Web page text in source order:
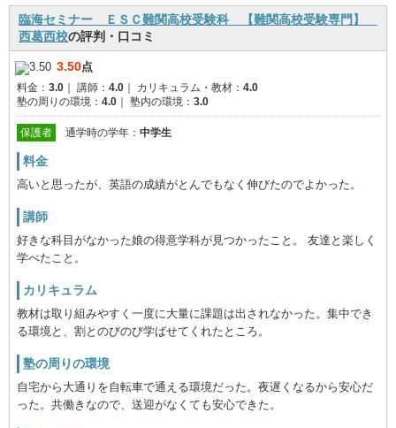
臨海セミナー ＥＳＣ難関高校受験科 【難関高校受験専門】
西葛西校の評判・口コミ
3.50点
料金： 3.0 講師： 4.0 カリキュラム・教材： 4.0
塾の周りの環境： 4.0 塾内の環境： 3.0
保護者 通学時の学年： 中学生
料金
高いと思ったが、英語の成績がとんでもなく伸びたのでよかった。
講師
好きな科目がなかった娘の得意学科が見つかったこと。 友達と楽しく
学べたこと。
カリキュラム
教材は取り組みやすく一度に大量に課題は出されなかった。集中でき
る環境と、割とのびのび学ばせてくれたところ。
塾の周りの環境
自宅から大通りを自転車で通える環境だった。夜遅くなるから安心だ
った。共働きなので、送迎がなくても安心できた。